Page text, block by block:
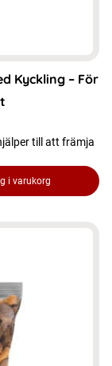
Kyckling – För
till att främja
st Tuggben med
i varukorg